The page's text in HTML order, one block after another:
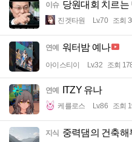
이슈 당원대회 치르는
진겟타원 Lv.70 조회
연예 워터밤 예나
아이스티이 Lv.32 조회
연예 ITZY 유나
케를로스 Lv.86 조회
지식 중력댐의 건축해